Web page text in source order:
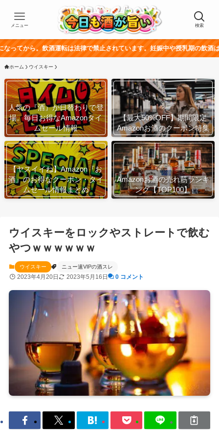
検索
メニュー
運転は法律で禁止されています。妊娠中や授乳期の飲酒は、胎児・乳幼
ホーム ウイスキー
人気の『酒』が日替わりで登
場。毎日お得なAmazonタイ
ムセール情報
【最大50%OFF】期間限定
Amazonお酒のクーポン特集
【ヤスイイね】Amazon『お
酒』のお得なクーポン・タイ
ムセール情報まとめ
Amazonお酒の売れ筋ランキ
ング【TOP100】
ウイスキーをロックやストレートで飲む
やつｗｗｗｗｗｗ
ウイスキー ニュー速VIPの酒スレ
2023年4月20日 2023年5月16日 0 コメント